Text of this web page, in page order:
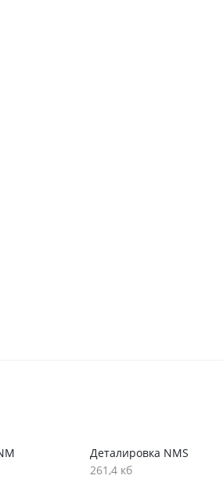
Деталировка NMS
261,4 кб